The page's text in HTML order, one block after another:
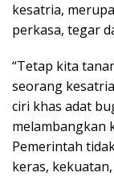
kesatria,
perkasa, tegar
“Tetap kita
seorang
ciri khas adat
melambangkan
Pemerintah
keras,